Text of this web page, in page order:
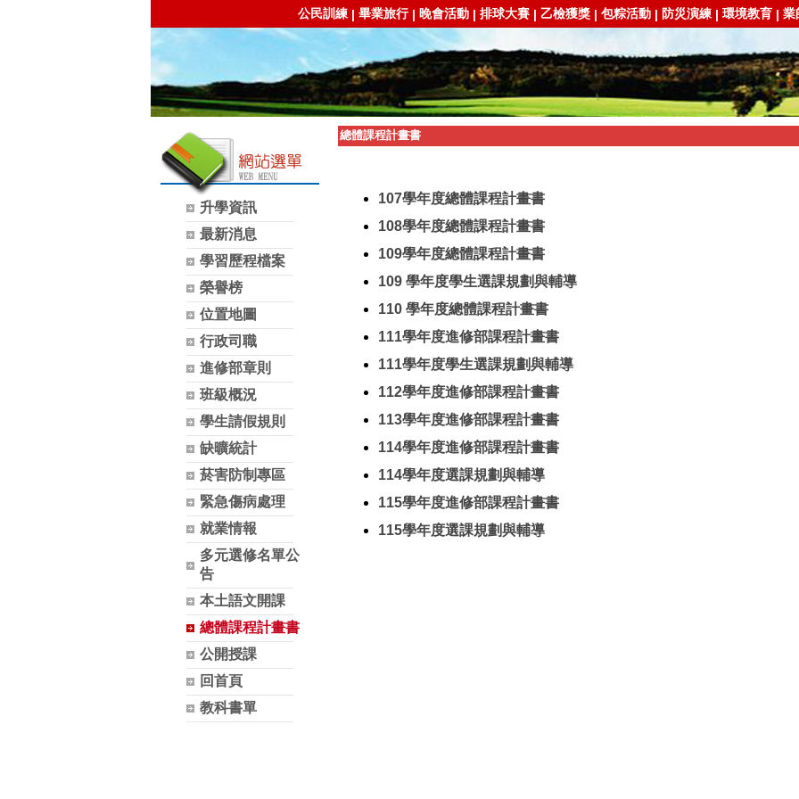
公民訓練| 畢業旅行| 晚會活動 | 排球大賽 | 乙檢獲獎 | 包粽活動 | 防災演練| 環境教育 | 業
升學資訊
最新消息
學習歷程檔案
榮譽榜
位置地圖
行政司職
進修部章則
班級概況
學生請假規則
缺曠統計
菸害防制專區
緊急傷病處理
就業情報
多元選修名單公
告
本土語文開課
總體課程計畫書
公開授課
回首頁
教科書單
總體課程計畫書
107學年度總體課程計畫書
108學年度總體課程計畫書
109學年度總體課程計畫書
109 學年度學生選課規劃與輔導
110 學年度總體課程計畫書
111學年度進修部課程計畫書
111學年度學生選課規劃與輔導
112學年度進修部課程計畫書
113學年度進修部課程計畫書
114學年度進修部課程計畫書
114學年度選課規劃與輔導
115學年度進修部課程計畫書
115學年度選課規劃與輔導